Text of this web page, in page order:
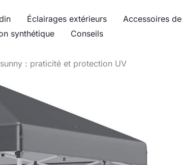
Éclairages extérieurs
Accessoires
synthétique Conseils
: praticité et protection UV